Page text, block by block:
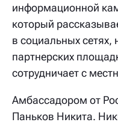
информационной
который
в социальных сетях,
партнерских
сотрудничает с
Амбассадором от
Паньков Никита.